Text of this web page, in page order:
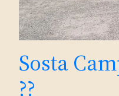
Sosta
??